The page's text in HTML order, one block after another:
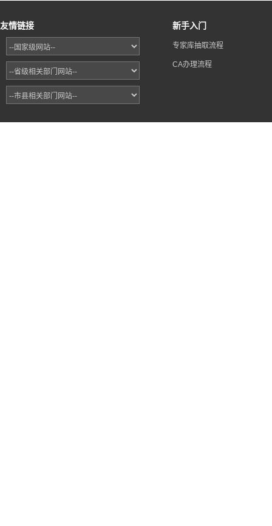
友情链接 新手入门
专家库抽取流程
CA办理流程